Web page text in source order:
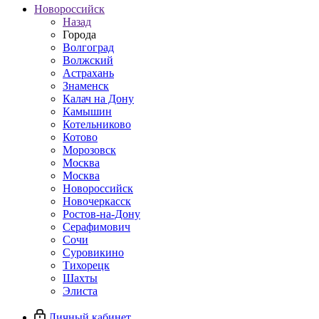
Новороссийск
Назад
Города
Волгоград
Волжский
Астрахань
Знаменск
Калач на Дону
Камышин
Котельниково
Котово
Морозовск
Москва
Москва
Новороссийск
Новочеркасск
Ростов-на-Дону
Серафимович
Сочи
Суровикино
Тихорецк
Шахты
Элиста